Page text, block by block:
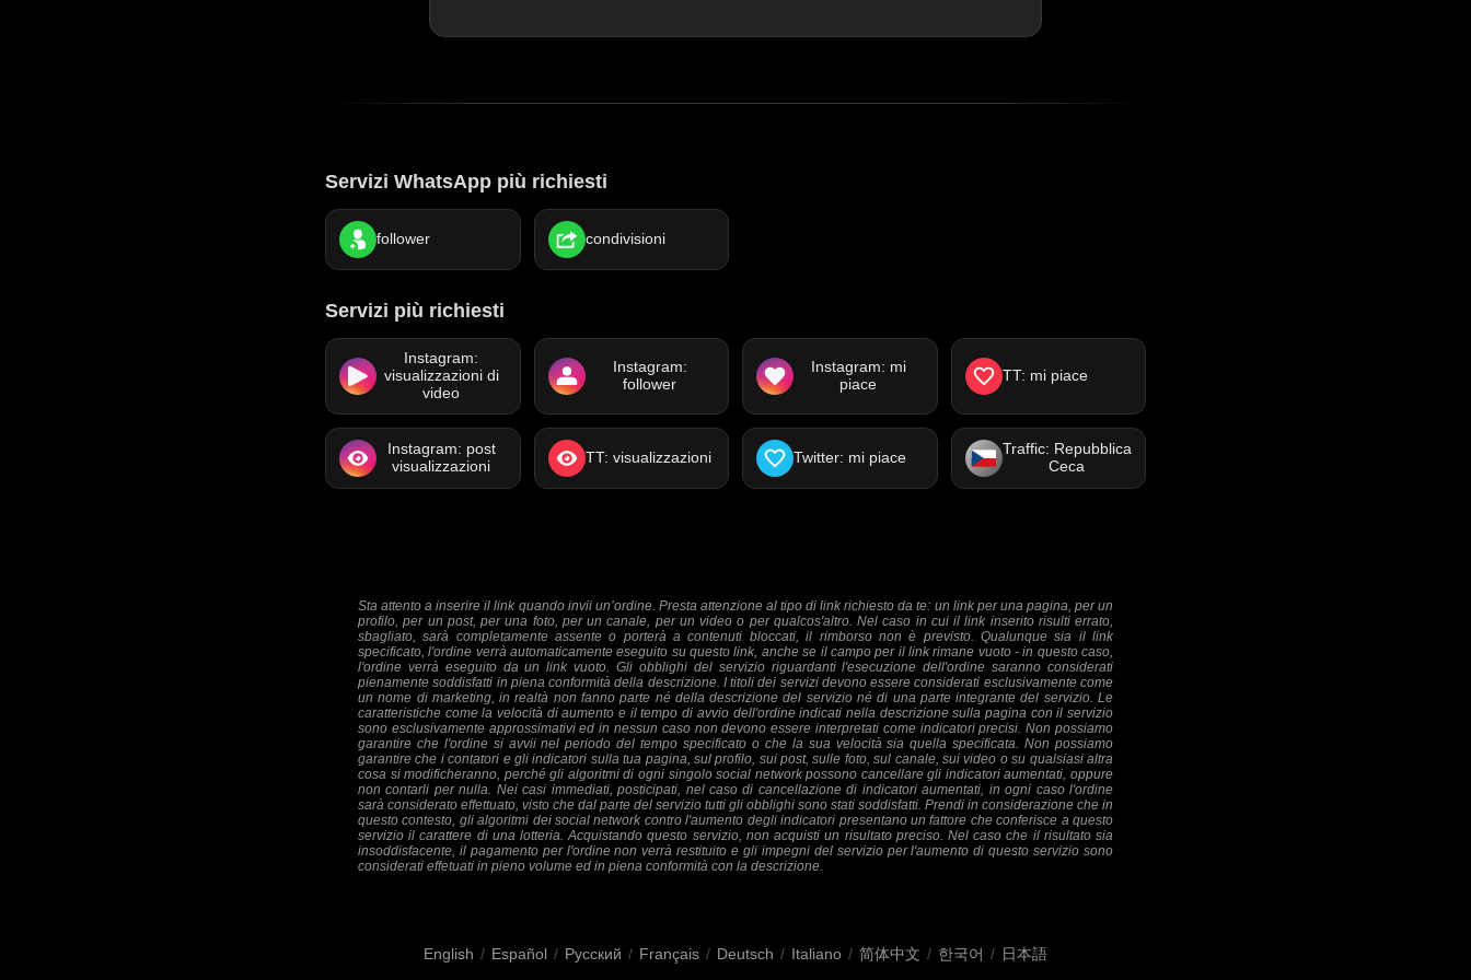
Servizi WhatsApp più richiesti
follower condivisioni
Servizi più richiesti
Instagram:
visualizzazioni di
video
Instagram:
follower
Instagram: mi
piace
TT: mi piace
Instagram: post
visualizzazioni
TT: visualizzazioni Twitter: mi piace
Traffic: Repubblica
Ceca
Sta attento a inserire il link quando invii un’ordine. Presta attenzione al tipo di link richiesto da te: un link per una pagina, per un
profilo, per un post, per una foto, per un canale, per un video o per qualcos'altro. Nel caso in cui il link inserito risulti errato,
sbagliato, sarà completamente assente o porterà a contenuti bloccati, il rimborso non è previsto. Qualunque sia il link
specificato, l'ordine verrà automaticamente eseguito su questo link, anche se il campo per il link rimane vuoto - in questo caso,
l'ordine verrà eseguito da un link vuoto. Gli obblighi del servizio riguardanti l'esecuzione dell'ordine saranno considerati
pienamente soddisfatti in piena conformità della descrizione. I titoli dei servizi devono essere considerati esclusivamente come
un nome di marketing, in realtà non fanno parte né della descrizione del servizio né di una parte integrante del servizio. Le
caratteristiche come la velocità di aumento e il tempo di avvio dell'ordine indicati nella descrizione sulla pagina con il servizio
sono esclusivamente approssimativi ed in nessun caso non devono essere interpretati come indicatori precisi. Non possiamo
garantire che l'ordine si avvii nel periodo del tempo specificato o che la sua velocità sia quella specificata. Non possiamo
garantire che i contatori e gli indicatori sulla tua pagina, sul profilo, sui post, sulle foto, sul canale, sui video o su qualsiasi altra
cosa si modificheranno, perché gli algoritmi di ogni singolo social network possono cancellare gli indicatori aumentati, oppure
non contarli per nulla. Nei casi immediati, posticipati, nel caso di cancellazione di indicatori aumentati, in ogni caso l'ordine
sarà considerato effettuato, visto che dal parte del servizio tutti gli obblighi sono stati soddisfatti. Prendi in considerazione che in
questo contesto, gli algoritmi dei social network contro l'aumento degli indicatori presentano un fattore che conferisce a questo
servizio il carattere di una lotteria. Acquistando questo servizio, non acquisti un risultato preciso. Nel caso che il risultato sia
insoddisfacente, il pagamento per l'ordine non verrà restituito e gli impegni del servizio per l'aumento di questo servizio sono
considerati effetuati in pieno volume ed in piena conformità con la descrizione.
English / Español / Русский / Français / Deutsch / Italiano / 简体中文 / 한국어 / 日本語